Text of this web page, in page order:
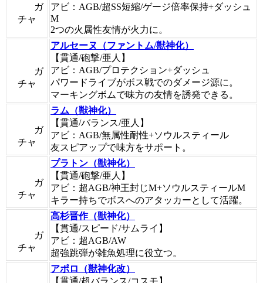
ガ
チャ
アビ：AGB/超SS短縮/ゲージ倍率保持+ダッシュ
M
2つの火属性友情が火力に。
ガ
チャ
アルセーヌ（ファントム/獣神化）
【貫通/砲撃/亜人】
アビ：AGB/プロテクション+ダッシュ
パワードライブがボス戦でのダメージ源に。
マーキングボムで味方の友情を誘発できる。
ガ
チャ
ラム（獣神化）
【貫通/バランス/亜人】
アビ：AGB/無属性耐性+ソウルスティール
友スピアップで味方をサポート。
ガ
チャ
プラトン（獣神化）
【貫通/砲撃/亜人】
アビ：超AGB/神王封じM+ソウルスティールM
キラー持ちでボスへのアタッカーとして活躍。
ガ
チャ
高杉晋作（獣神化）
【貫通/スピード/サムライ】
アビ：超AGB/AW
超強跳弾が雑魚処理に役立つ。
アポロ（獣神化改）
【貫通/超バランス/コスモ】